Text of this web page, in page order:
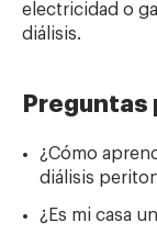
electricidad o
diálisis.
Preguntas
¿Cómo
diálisis
¿Es mi casa